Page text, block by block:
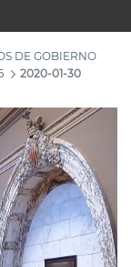
DE GOBIERNO
2020-01-30